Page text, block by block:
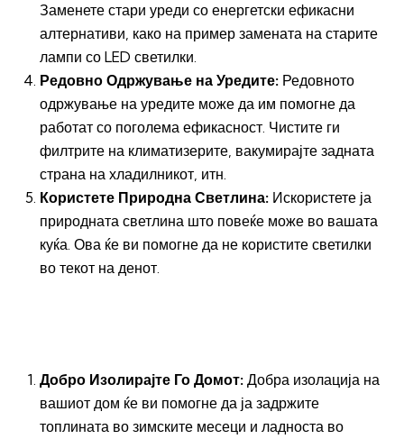
Заменете стари уреди со енергетски ефикасни
алтернативи, како на пример замената на старите
лампи со LED светилки.
Редовно Одржување на Уредите: Редовното
одржување на уредите може да им помогне да
работат со поголема ефикасност. Чистите ги
филтрите на климатизерите, вакумирајте задната
страна на хладилникот, итн.
Користете Природна Светлина: Искористете ја
природната светлина што повеќе може во вашата
куќа. Ова ќе ви помогне да не користите светилки
во текот на денот.
Добро Изолирајте Го Домот: Добра изолација на
вашиот дом ќе ви помогне да ја задржите
топлината во зимските месеци и ладноста во